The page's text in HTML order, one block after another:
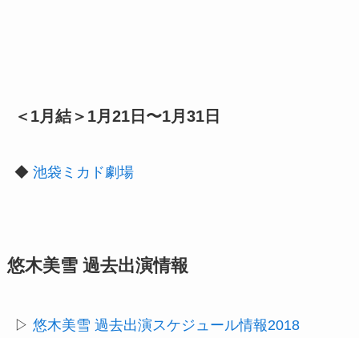
＜1月結＞1月21日〜1月31日
◆ 池袋ミカド劇場
悠木美雪 過去出演情報
▷ 悠木美雪 過去出演スケジュール情報2018